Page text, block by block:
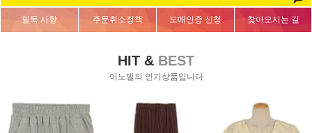
필독 사항 주문취소정책 도매인증 신청 찾아오시는 길
HIT & BEST
이노빌의 인기상품입니다